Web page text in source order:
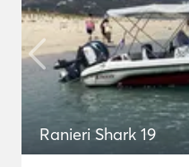
Ranieri Shark 19